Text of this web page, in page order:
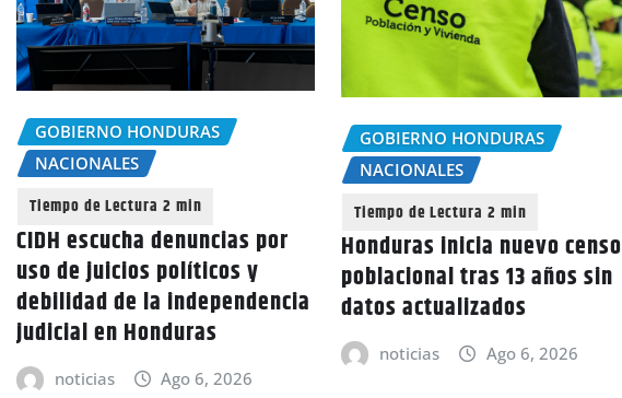
GOBIERNO HONDURAS
NACIONALES
CIDH escucha denuncias por
uso de juicios políticos y
debilidad de la independencia
judicial en Honduras
noticias Ago 6, 2026
GOBIERNO HONDURAS
NACIONALES
Honduras inicia nuevo censo
poblacional tras 13 años sin
datos actualizados
noticias Ago 6, 2026